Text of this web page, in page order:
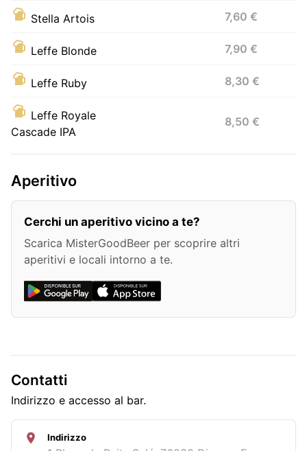
Stella Artois 7,60 €
Leffe Blonde 7,90 €
Leffe Ruby 8,30 €
Leffe Royale
Cascade IPA
8,50 €
Aperitivo
Cerchi un aperitivo vicino a te?
Scarica MisterGoodBeer per scoprire altri
aperitivi e locali intorno a te.
Contatti
Indirizzo e accesso al bar.
Indirizzo